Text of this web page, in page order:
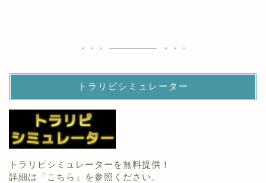
トラリピシミュレーター
トラリピシミュレーターを無料提供！
詳細は「 こちら 」を参照ください。